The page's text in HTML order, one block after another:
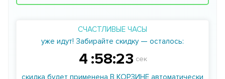
СЧАСТЛИВЫЕ ЧАСЫ
уже идут! Забирайте скидку — осталось:
4 :58:22 сек
скидка будет применена В КОРЗИНЕ автоматически